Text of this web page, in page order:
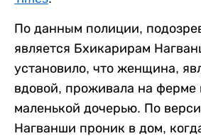
По данным полиции,
является Бхикарирам
установило, что женщина,
вдовой, проживала на ферме
маленькой дочерью. По
Нагванши проник в дом,